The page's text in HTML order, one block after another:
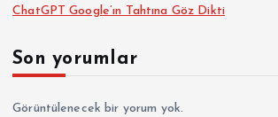
ChatGPT Google’ın Tahtına Göz Dikti
Son yorumlar
Görüntülenecek bir yorum yok.